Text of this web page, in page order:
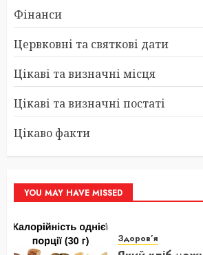
Фінанси
Цервковні та святкові дати
Цікаві та визначні місця
Цікаві та визначні постаті
Цікаво факти
YOU MAY HAVE MISSED
Здоров’я